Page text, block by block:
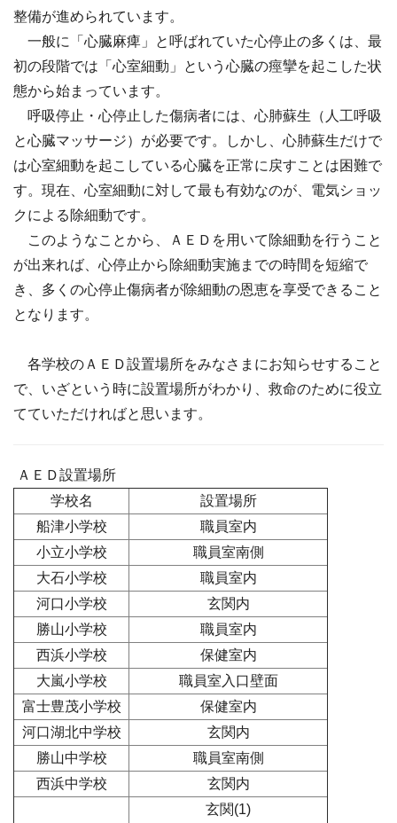
整備が進められています。
一般に「心臓麻痺」と呼ばれていた心停止の多くは、最
初の段階では「心室細動」という心臓の痙攣を起こした状
態から始まっています。
呼吸停止・心停止した傷病者には、心肺蘇生（人工呼吸
と心臓マッサージ）が必要です。しかし、心肺蘇生だけで
は心室細動を起こしている心臓を正常に戻すことは困難で
す。現在、心室細動に対して最も有効なのが、電気ショッ
クによる除細動です。
このようなことから、ＡＥＤを用いて除細動を行うこと
が出来れば、心停止から除細動実施までの時間を短縮で
き、多くの心停止傷病者が除細動の恩恵を享受できること
となります。
各学校のＡＥＤ設置場所をみなさまにお知らせすること
で、いざという時に設置場所がわかり、救命のために役立
てていただければと思います。
ＡＥＤ設置場所
学校名
設置場所
船津小学校
職員室内
小立小学校
職員室南側
大石小学校
職員室内
河口小学校
玄関内
勝山小学校
職員室内
西浜小学校
保健室内
大嵐小学校
職員室入口壁面
富士豊茂小学校
保健室内
河口湖北中学校
玄関内
勝山中学校
職員室南側
西浜中学校
玄関内
玄関(1)